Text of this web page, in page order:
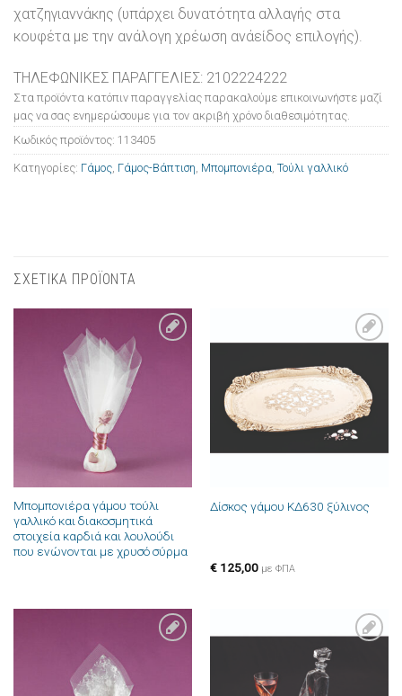
χατζηγιαννάκης (υπάρχει δυνατότητα αλλαγής στα
κουφέτα με την ανάλογη χρέωση ανάείδος επιλογής).
ΤΗΛΕΦΩΝΙΚΕΣ ΠΑΡΑΓΓΕΛΙΕΣ: 2102224222
Στα προϊόντα κατόπιν παραγγελίας παρακαλούμε επικοινωνήστε μαζί
μας να σας ενημερώσουμε για τον ακριβή χρόνο διαθεσιμότητας.
Κωδικός προϊόντος: 113405
Κατηγορίες: Γάμος Γάμος-Βάπτιση Μπομπονιέρα Τούλι γαλλικό
ΣΧΕΤΙΚΑ ΠΡΟΪΟΝΤΑ
Πρόσθήκη
στην λίστα
επιθυμιών
Μπομπονιέρα γάμου τούλι
γαλλικό και διακοσμητικά
στοιχεία καρδιά και λουλούδι
που ενώνονται με χρυσό σύρμα
στην λίστα
επιθυμιών
Δίσκος γάμου ΚΔ630 ξύλινος
€125,00 με ΦΠΑ
Πρόσθήκη
επιθυμιών